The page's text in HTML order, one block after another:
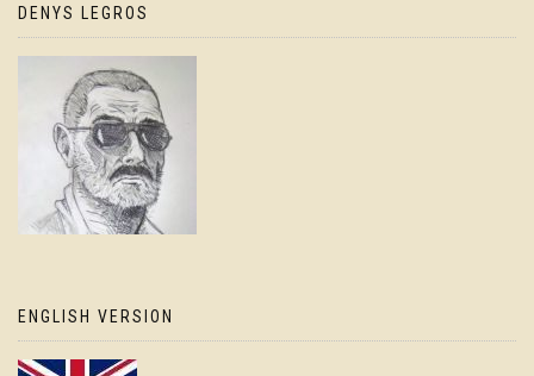
DENYS LEGROS
ENGLISH VERSION